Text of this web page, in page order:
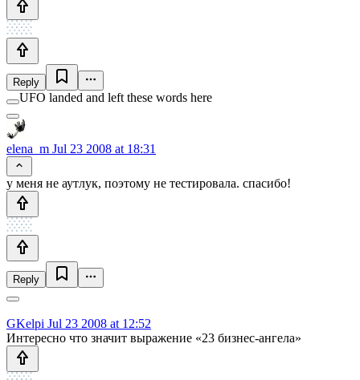
Reply
UFO landed and left these words here
elena_m Jul 23 2008 at 18:31
у меня не аутлук, поэтому не тестировала. спасибо!
Reply
GKelpi Jul 23 2008 at 12:52
Интересно что значит выражение «23 бизнес-ангела»